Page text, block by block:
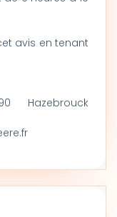
avis en tenant
Hazebrouck